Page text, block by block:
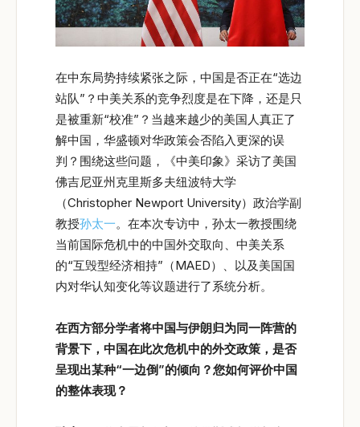
在中东局势持续紧张之际，中国是否正在“选边
站队”？中美关系的竞争烈度是在下降，还是只
是被重新“校准”？当越来越少的美国人真正了
解中国，华盛顿对华政策会否陷入更深的误
判？围绕这些问题，《中美印象》采访了美国
佛吉尼亚州克里斯多夫纽波特大学
（Christopher Newport University）政治学副
教授孙太一。在本次专访中，孙太一教授围绕
当前国际危机中的中国外交取向、中美关系
的“互毁型经济相持”（MAED）、以及美国国
内对华认知变化等议题进行了系统分析。
在西方部分学者将中国与伊朗归为同一阵营的
背景下，中国在此次危机中的外交政策，是否
呈现出某种“一边倒”的倾向？您如何评价中国
的整体表现？